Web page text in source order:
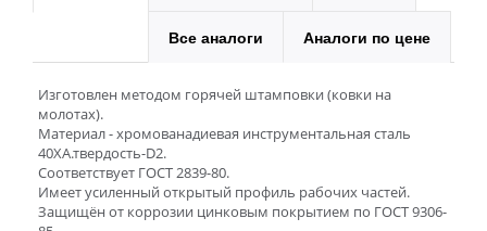
Все аналоги Аналоги по цене
Изготовлен методом горячей штамповки (ковки на
молотах).
Материал - хромованадиевая инструментальная сталь
40ХА.твердость-D2.
Соответствует ГОСТ 2839-80.
Имеет усиленный открытый профиль рабочих частей.
Защищён от коррозии цинковым покрытием по ГОСТ 9306-